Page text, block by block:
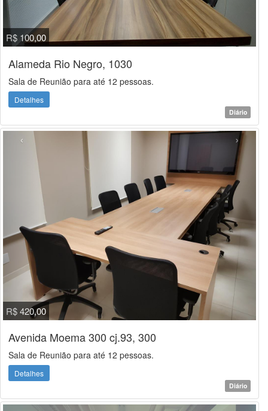
R$ 100,00
Alameda Rio Negro, 1030
Sala de Reunião para até 12 pessoas.
Detalhes
Diário
R$ 420,00
‹ ›
Avenida Moema 300 cj.93, 300
Sala de Reunião para até 12 pessoas.
Detalhes
Diário